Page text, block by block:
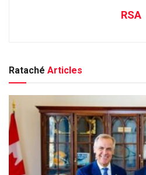
RSA
Rataché Articles